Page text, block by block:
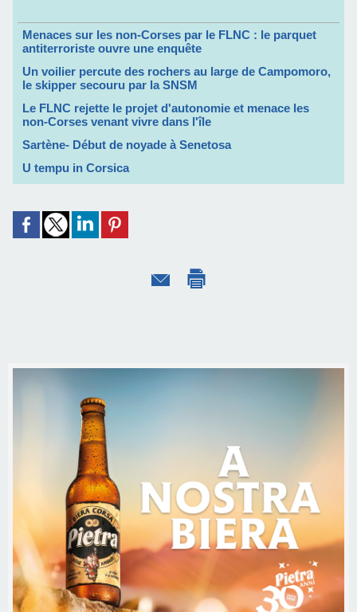
Menaces sur les non-Corses par le FLNC : le parquet
antiterroriste ouvre une enquête
Un voilier percute des rochers au large de Campomoro,
le skipper secouru par la SNSM
Le FLNC rejette le projet d'autonomie et menace les
non-Corses venant vivre dans l'île
Sartène- Début de noyade à Senetosa
U tempu in Corsica